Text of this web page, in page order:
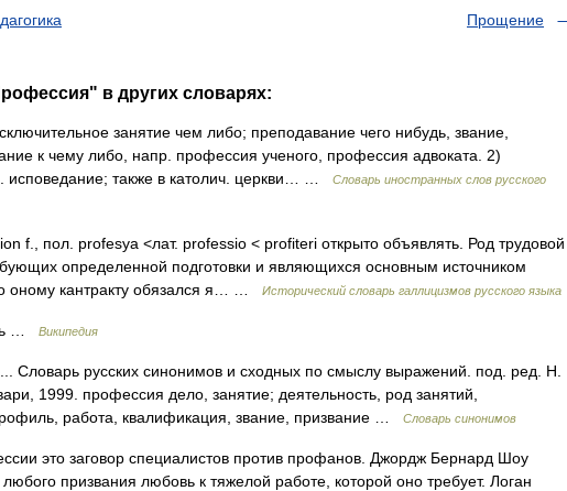
Прощение
в других словарях:
занятие чем либо; преподавание чего нибудь, звание,
к чему либо, напр. профессия ученого, профессия адвоката. 2)
исповедание; также в католич. церкви… …
Словарь иностранных слов русского
f., пол. profesya <лат. professio < profiteri открыто объявлять. Род трудовой
определенной подготовки и являющихся основным источником
оному кантракту обязался я… …
Исторический словарь галлицизмов русского языка
… Википедия
Словарь русских синонимов и сходных по смыслу выражений. под. ред. Н.
1999. профессия дело, занятие; деятельность, род занятий,
работа, квалификация, звание, призвание …
Словарь синонимов
это заговор специалистов против профанов. Джордж Бернард Шоу
любого призвания любовь к тяжелой работе, которой оно требует. Логан